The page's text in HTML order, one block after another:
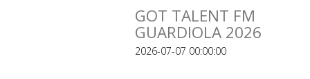
GOT TALENT FM
GUARDIOLA 2026
2026-07-07 00:00:00